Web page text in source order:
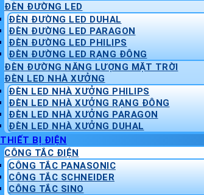
ĐÈN ĐƯỜNG LED
ĐÈN ĐƯỜNG LED DUHAL
ĐÈN ĐƯỜNG LED PARAGON
ĐÈN ĐƯỜNG LED PHILIPS
ĐÈN ĐƯỜNG LED RẠNG ĐÔNG
ĐÈN ĐƯỜNG NĂNG LƯỢNG MẶT TRỜI
ĐÈN LED NHÀ XƯỞNG
ĐÈN LED NHÀ XƯỞNG PHILIPS
ĐÈN LED NHÀ XƯỞNG RẠNG ĐÔNG
ĐÈN LED NHÀ XƯỞNG PARAGON
ĐÈN LED NHÀ XƯỞNG DUHAL
THIẾT BỊ ĐIỆN
CÔNG TẮC ĐIỆN
CÔNG TẮC PANASONIC
CÔNG TẮC SCHNEIDER
CÔNG TẮC SINO